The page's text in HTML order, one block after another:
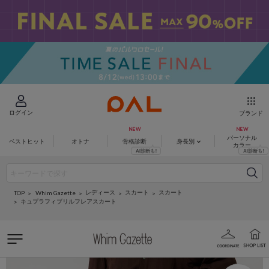
ログイン ブランド
ベストヒット オトナ 骨格診断 身長別
パーソナル
カラー
TOP Whim Gazette レディース スカート
スカート
キュプラフィブリルフレアスカート